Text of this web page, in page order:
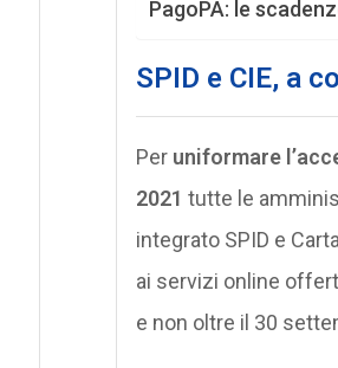
PagoPA: le
SPID e CIE, a
Per uniformare
2021 tutte le
integrato SPID e
ai servizi online
e non oltre il 30